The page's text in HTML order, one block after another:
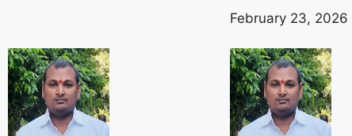
February 23, 2026